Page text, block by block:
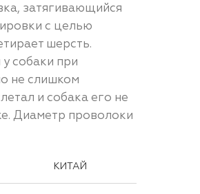
затягивающийся
с целью
шерсть.
собаки при
не слишком
и собака его не
Диаметр проволоки
КИТАЙ